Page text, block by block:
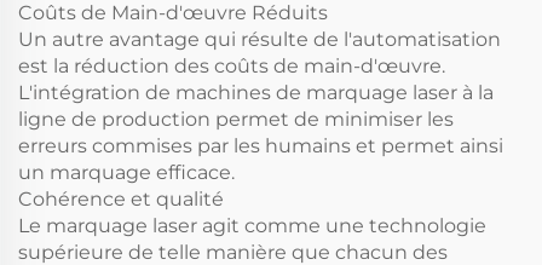
Coûts de Main-d'œuvre Réduits
Un autre avantage qui résulte de l'automatisation
est la réduction des coûts de main-d'œuvre.
L'intégration de machines de marquage laser à la
ligne de production permet de minimiser les
erreurs commises par les humains et permet ainsi
un marquage efficace.
Cohérence et qualité
Le marquage laser agit comme une technologie
supérieure de telle manière que chacun des